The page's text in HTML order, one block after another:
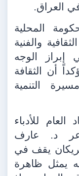
العراق.
المحلية
والفنية
الوجه
أن الثقافة
التنمية
للأدباء
د. عارف
يقف في
يمثل ظاهرة